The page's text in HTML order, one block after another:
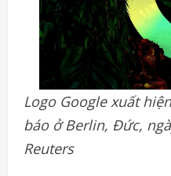
Logo Google xuất
báo ở Berlin, Đức,
Reuters